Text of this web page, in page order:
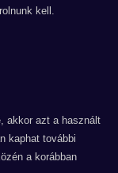
kell.
akkor azt a használt
kaphat további
a korábban